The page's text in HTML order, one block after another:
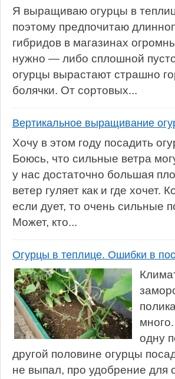
Я выращиваю огурцы в
поэтому предпочитаю
гибридов в магазинах
нужно — либо сплошной
огурцы вырастают страшно
болячки. От сортовых...
Вертикальное выращивание
Хочу в этом году посадить
Боюсь, что сильные ветра
у нас достаточно большая
ветер гуляет как и где хочет.
если дует, то очень сильные
Может, кто...
Огурцы в теплице. Ошибки в
одну
другой половине огурцы
не выпал, про удобрение для